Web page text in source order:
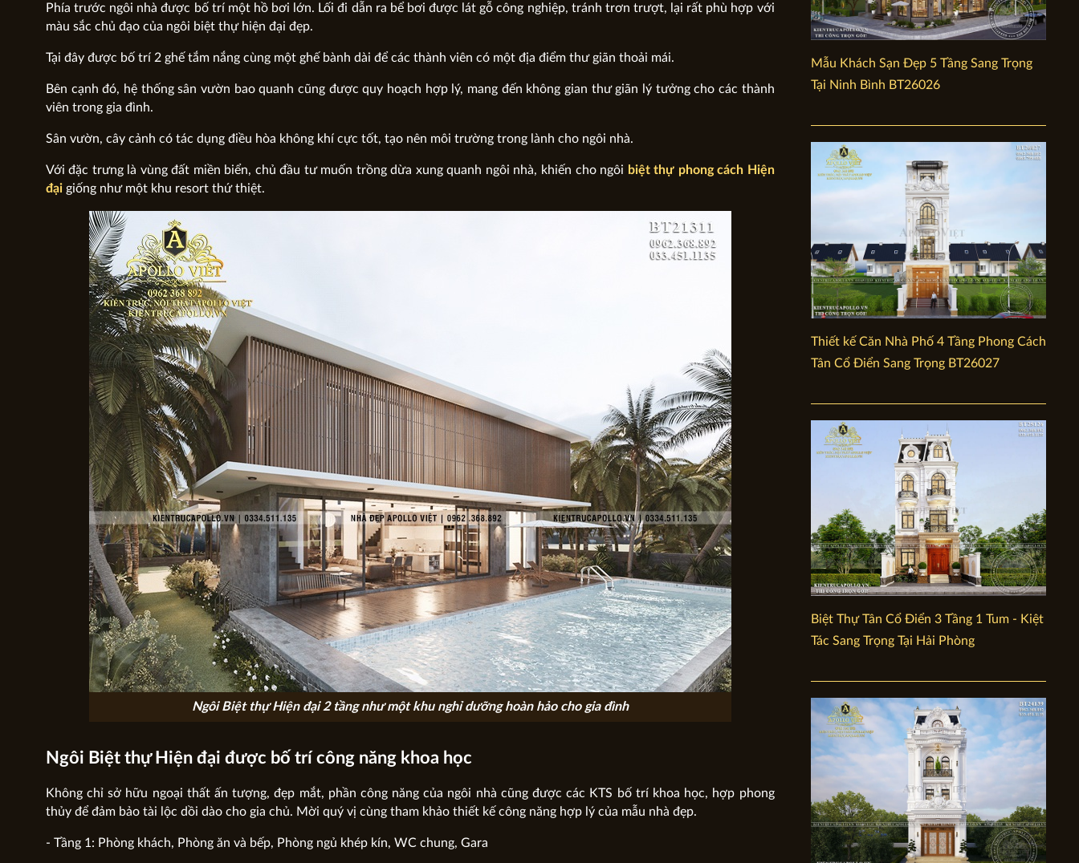
Phía trước ngôi nhà được bố trí một hồ bơi lớn. Lối đi dẫn ra bể bơi được lát gỗ công nghiệp, tránh trơn trượt, lại rất phù hợp với
màu sắc chủ đạo của ngôi biệt thự hiện đại đẹp.
Tại đây được bố trí 2 ghế tắm nắng cùng một ghế bành dài để các thành viên có một địa điểm thư giãn thoải mái.
Bên cạnh đó, hệ thống sân vườn bao quanh cũng được quy hoạch hợp lý, mang đến không gian thư giãn lý tưởng cho các thành
viên trong gia đình.
Sân vườn, cây cảnh có tác dụng điều hòa không khí cực tốt, tạo nên môi trường trong lành cho ngôi nhà.
Với đặc trưng là vùng đất miền biển, chủ đầu tư muốn trồng dừa xung quanh ngôi nhà, khiến cho ngôi biệt thự phong cách Hiện
đạigiống như một khu resort thứ thiệt.
Ngôi Biệt thự Hiện đại 2 tầng như một khu nghỉ dưỡng hoàn hảo cho gia đình
Ngôi Biệt thự Hiện đại được bố trí công năng khoa học
Không chỉ sở hữu ngoại thất ấn tượng, đẹp mắt, phần công năng của ngôi nhà cũng được các KTS bố trí khoa học, hợp phong
thủy để đảm bảo tài lộc dồi dào cho gia chủ. Mời quý vị cùng tham khảo thiết kế công năng hợp lý của mẫu nhà đẹp.
- Tầng 1: Phòng khách, Phòng ăn và bếp, Phòng ngủ khép kín, WC chung, Gara
Mẫu Khách Sạn Đẹp 5 Tầng Sang Trọng
Tại Ninh Bình BT26026
Thiết kế Căn Nhà Phố 4 Tầng Phong Cách
Tân Cổ Điển Sang Trọng BT26027
Biệt Thự Tân Cổ Điển 3 Tầng 1 Tum - Kiệt
Tác Sang Trọng Tại Hải Phòng